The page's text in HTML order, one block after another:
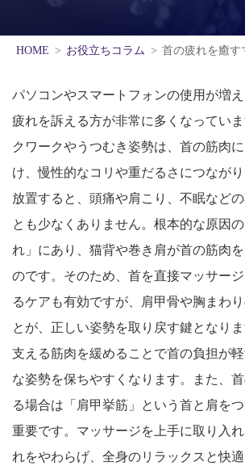
HOME お役立ちコラム 首の疲れを癒す
パソコンやスマートフォンの使用が増
疲れを訴える方が非常に多くなってい
クワークやうつむき姿勢は、首の筋肉
け、慢性的なコリや重だるさにつなが
放置すると、頭痛や肩こり、不眠など
とも少なくありません。根本的な原因
れ」にあり、猫背や巻き肩が首の筋肉
のです。そのため、首を直接マッサー
るケアも有効ですが、肩甲骨や胸まわ
とが、正しい姿勢を取り戻す鍵となり
支える筋肉を緩めることで首の負担が
な姿勢を保ちやすくなります。また、
る場合は「肩甲挙筋」という首と肩を
重要です。マッサージを上手に取り入
れをやわらげ、全身のリラックスと快